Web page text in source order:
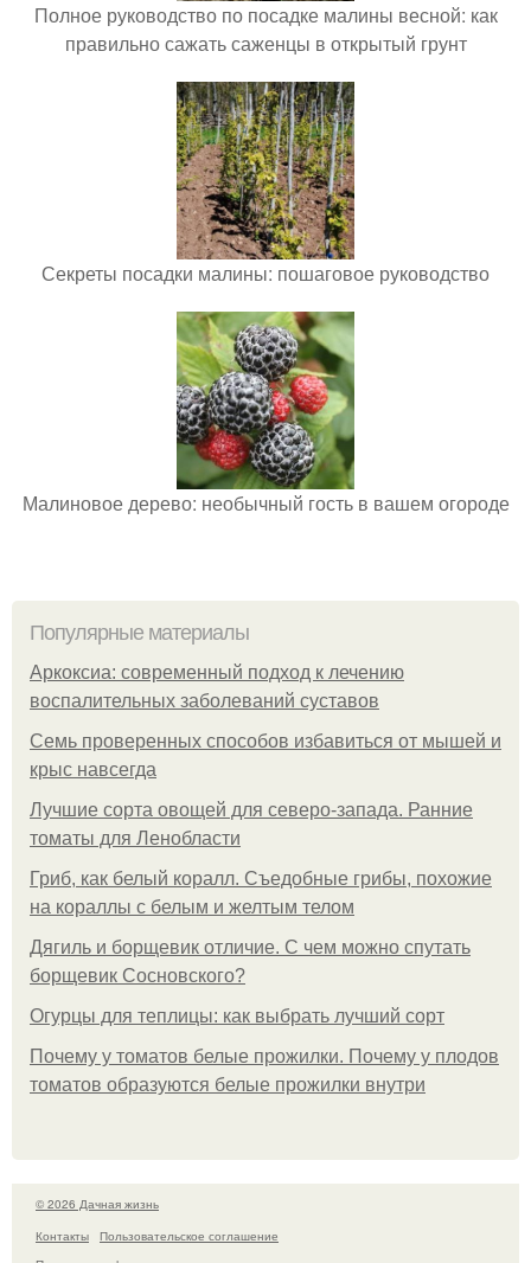
Полное руководство по посадке малины весной: как
правильно сажать саженцы в открытый грунт
Секреты посадки малины: пошаговое руководство
Малиновое дерево: необычный гость в вашем огороде
Популярные материалы
Аркоксиа: современный подход к лечению
воспалительных заболеваний суставов
Семь проверенных способов избавиться от мышей и
крыс навсегда
Лучшие сорта овощей для северо-запада. Ранние
томаты для Ленобласти
Гриб, как белый коралл. Съедобные грибы, похожие
на кораллы с белым и желтым телом
Дягиль и борщевик отличие. С чем можно спутать
борщевик Сосновского?
Огурцы для теплицы: как выбрать лучший сорт
Почему у томатов белые прожилки. Почему у плодов
томатов образуются белые прожилки внутри
© 2026 Дачная жизнь
Контакты
Пользовательское соглашение